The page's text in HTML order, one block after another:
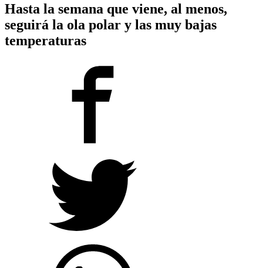
Hasta la semana que viene, al menos,
seguirá la ola polar y las muy bajas
temperaturas